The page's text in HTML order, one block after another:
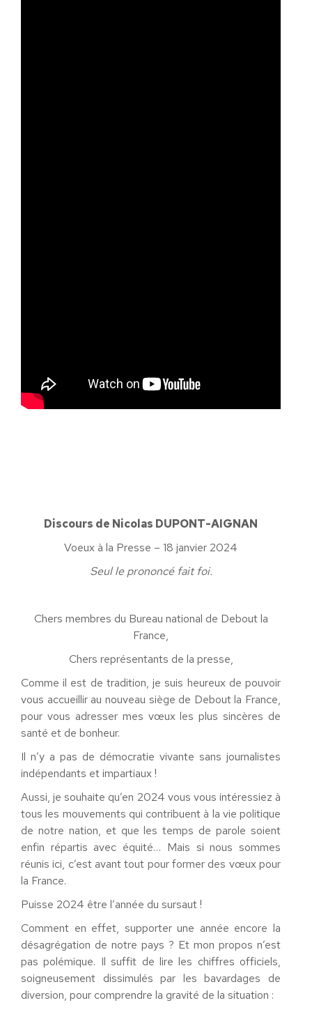
Discours de Nicolas DUPONT-AIGNAN
Voeux à la Presse – 18 janvier 2024
Seul le prononcé fait foi.
Chers membres du Bureau national de Debout la
France,
Chers représentants de la presse,
Comme il est de tradition, je suis heureux de pouvoir
vous accueillir au nouveau siège de Debout la France,
pour vous adresser mes vœux les plus sincères de
santé et de bonheur.
Il n’y a pas de démocratie vivante sans journalistes
indépendants et impartiaux !
Aussi, je souhaite qu’en 2024 vous vous intéressiez à
tous les mouvements qui contribuent à la vie politique
de notre nation, et que les temps de parole soient
enfin répartis avec équité… Mais si nous sommes
réunis ici, c’est avant tout pour former des vœux pour
la France.
Puisse 2024 être l’année du sursaut !
Comment en effet, supporter une année encore la
désagrégation de notre pays ? Et mon propos n’est
pas polémique. Il suffit de lire les chiffres officiels,
soigneusement dissimulés par les bavardages de
diversion, pour comprendre la gravité de la situation :